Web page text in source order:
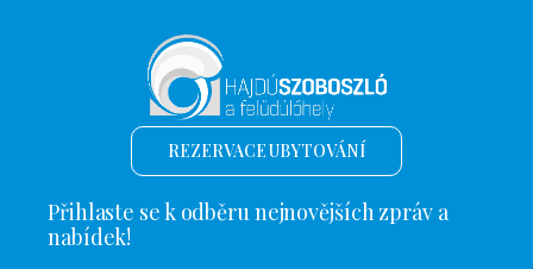
REZERVACE UBYTOVÁNÍ
Přihlaste se k odběru nejnovějších zpráv a
nabídek!